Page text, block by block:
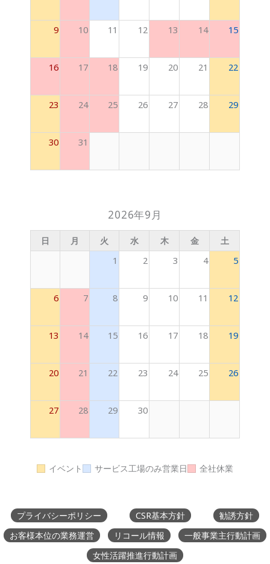
9 10 11 12 13 14 15
16 17 18 19 20 21 22
23 24 25 26 27 28 29
30 31
2026年9月
日 月 火 水 木 金 土
1 2 3 4 5
6 7 8 9 10 11 12
13 14 15 16 17 18 19
20 21 22 23 24 25 26
27 28 29 30
イベント サービス工場のみ営業日 全社休業
プライバシーポリシー CSR基本方針
勧誘方針
お客様本位の業務運営
リコール情報
一般事業主行動計画
女性活躍推進行動計画